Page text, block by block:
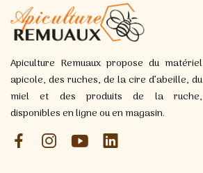
Apiculture Remuaux propose du matériel
apicole, des ruches, de la cire d’abeille, du
miel et des produits de la ruche,
disponibles en ligne ou en magasin.